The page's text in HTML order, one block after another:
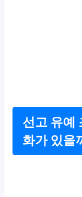
선고 유예
화가 있을